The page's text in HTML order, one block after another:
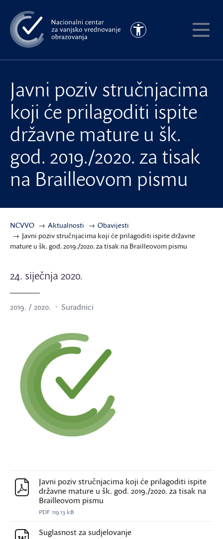
na
glavni
sadržaj
Pristupačnost
Javni poziv stručnjacima
koji će prilagoditi ispite
državne mature u šk.
god. 2019./2020. za tisak
na Brailleovom pismu
NCVVO Aktualnosti
Obavijesti
Javni poziv stručnjacima koji će prilagoditi ispite državne
mature u šk. god. 2019./2020. za tisak na Brailleovom pismu
24. siječnja 2020.
2019. / 2020. Suradnici
Javni poziv stručnjacima koji će prilagoditi ispite
državne mature u šk. god. 2019./2020. za tisak na
Brailleovom pismu
PDF 119.13 kB
Suglasnost za sudjelovanje